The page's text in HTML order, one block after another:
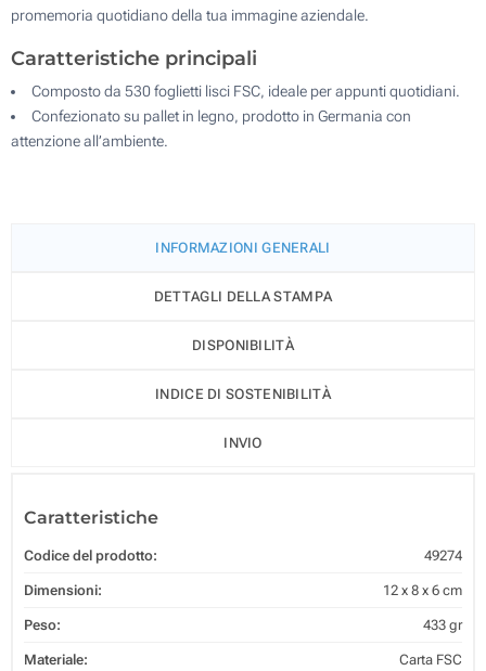
promemoria quotidiano della tua immagine aziendale.
Caratteristiche principali
Composto da 530 foglietti lisci FSC, ideale per appunti quotidiani.
Confezionato su pallet in legno, prodotto in Germania con
attenzione all’ambiente.
INFORMAZIONI GENERALI
DETTAGLI DELLA STAMPA
DISPONIBILITÀ
INDICE DI SOSTENIBILITÀ
INVIO
Caratteristiche
Codice del prodotto: 49274
Dimensioni: 12 x 8 x 6 cm
Peso: 433 gr
Materiale: Carta FSC